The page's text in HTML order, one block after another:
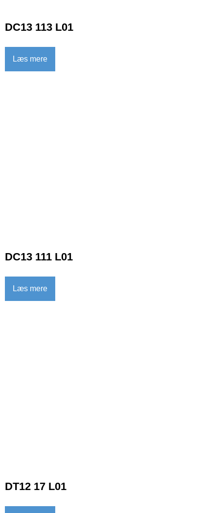
DC13 113 L01
Læs mere
DC13 111 L01
Læs mere
DT12 17 L01